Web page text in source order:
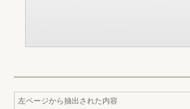
左ページから抽出された内容